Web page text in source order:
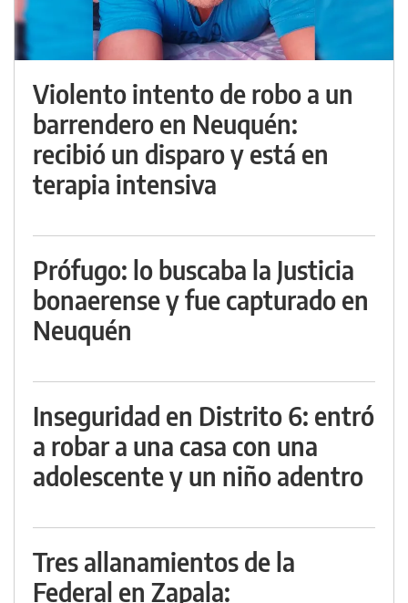
Violento intento de robo a un
barrendero en Neuquén:
recibió un disparo y está en
terapia intensiva
Prófugo: lo buscaba la Justicia
bonaerense y fue capturado en
Neuquén
Inseguridad en Distrito 6: entró
a robar a una casa con una
adolescente y un niño adentro
Tres allanamientos de la
Federal en Zapala: